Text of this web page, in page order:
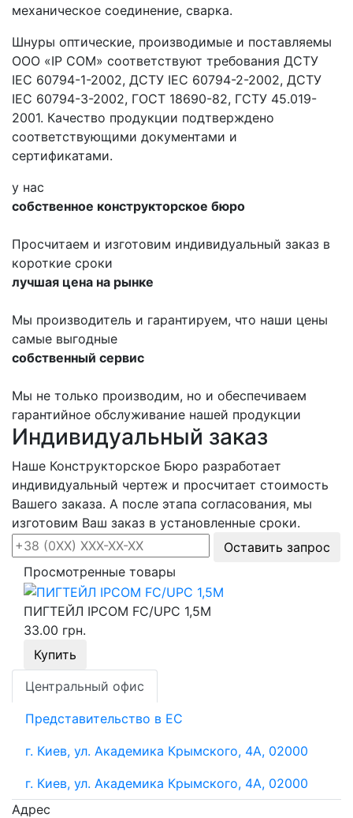
механическое соединение, сварка.
Шнуры оптические, производимые и поставляемы
ООО «IP COM» соответствуют требования ДСТУ
IEC 60794-1-2002, ДСТУ IEC 60794-2-2002, ДСТУ
IEC 60794-3-2002, ГОСТ 18690-82, ГСТУ 45.019-
2001. Качество продукции подтверждено
соответствующими документами и
сертификатами.
у нас
собственное конструкторское бюро
Просчитаем и изготовим индивидуальный заказ в
короткие сроки
лучшая цена на рынке
Мы производитель и гарантируем, что наши цены
самые выгодные
собственный сервис
Мы не только производим, но и обеспечиваем
гарантийное обслуживание нашей продукции
Индивидуальный заказ
Наше Конструкторское Бюро разработает
индивидуальный чертеж и просчитает стоимость
Вашего заказа. А после этапа согласования, мы
изготовим Ваш заказ в установленные сроки.
Оставить запрос
Просмотренные товары
ПИГТЕЙЛ IPCOM FC/UPC 1,5М
33.00 грн.
Купить
Центральный офис
Представительство в ЕС
г. Киев, ул. Академика Крымского, 4А, 02000
г. Киев, ул. Академика Крымского, 4А, 02000
Адрес